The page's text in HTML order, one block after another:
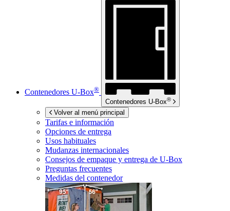
Contenedores U-Box®
Contenedores U-Box®
Volver al menú principal
Tarifas e información
Opciones de entrega
Usos habituales
Mudanzas internacionales
Consejos de empaque y entrega de U-Box
Preguntas frecuentes
Medidas del contenedor